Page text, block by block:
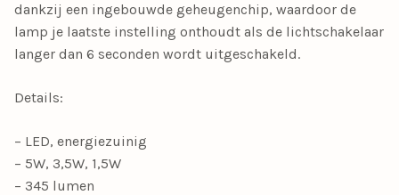
dankzij een ingebouwde geheugenchip, waardoor de
lamp je laatste instelling onthoudt als de lichtschakelaar
langer dan 6 seconden wordt uitgeschakeld.
Details:
– LED, energiezuinig
– 5W, 3,5W, 1,5W
– 345 lumen